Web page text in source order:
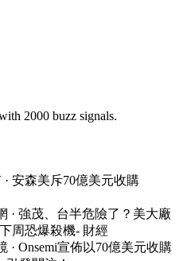
2000 buzz signals.
· 安森美斥70億美元收購
· 強茂、台半危險了？美大廠
周恐爆殺機- 財經
· Onsemi宣佈以70億美元收購